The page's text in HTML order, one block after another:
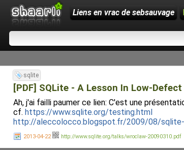
Liens en vrac de sebsauvage
sqlite
[PDF] SQLite - A Lesson In Low-
Ah, j'ai failli paumer ce lien: C'est une
cf. https://www.sqlite.org/testing.html
http://aleccolocco.blogspot.fr/2009/08/
2013-04-22 http://www.sqlite.org/talks/wroclaw-20090310.pdf